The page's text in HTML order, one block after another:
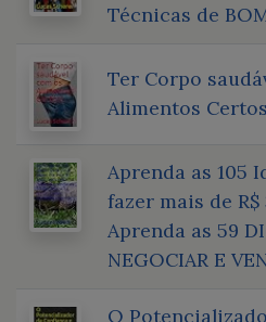
Técnicas de
Ter Corpo
Alimentos
Aprenda as 105
fazer mais de
Aprenda as 59
NEGOCIAR E
O